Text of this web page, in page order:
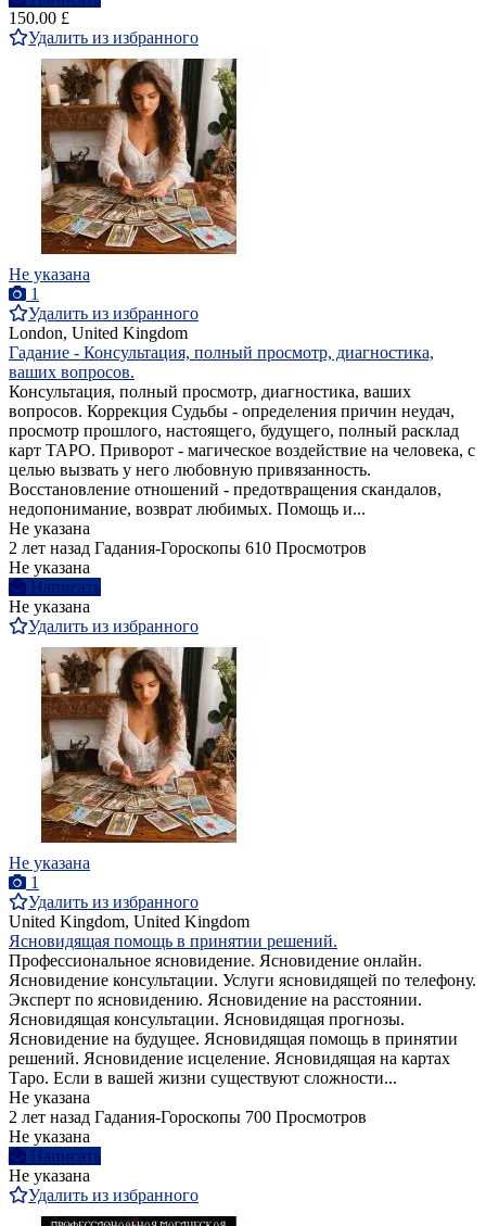
150.00 £
Удалить из избранного
Не указана
1
Удалить из избранного
London, United Kingdom
Гадание - Консультация, полный просмотр, диагностика,
ваших вопросов.
Консультация, полный просмотр, диагностика, ваших
вопросов. Коррекция Судьбы - определения причин неудач,
просмотр прошлого, настоящего, будущего, полный расклад
карт ТАРО. Приворот - магическое воздействие на человека, с
целью вызвать у него любовную привязанность.
Восстановление отношений - предотвращения скандалов,
недопонимание, возврат любимых. Помощь и...
Не указана
2 лет назад Гадания-Гороскопы 610 Просмотров
Не указана
Написать
Не указана
Удалить из избранного
Не указана
1
Удалить из избранного
United Kingdom, United Kingdom
Ясновидящая помощь в принятии решений.
Профессиональное ясновидение. Ясновидение онлайн.
Ясновидение консультации. Услуги ясновидящей по телефону.
Эксперт по ясновидению. Ясновидение на расстоянии.
Ясновидящая консультации. Ясновидящая прогнозы.
Ясновидение на будущее. Ясновидящая помощь в принятии
решений. Ясновидение исцеление. Ясновидящая на картах
Таро. Если в вашей жизни существуют сложности...
Не указана
2 лет назад Гадания-Гороскопы 700 Просмотров
Не указана
Написать
Не указана
Удалить из избранного